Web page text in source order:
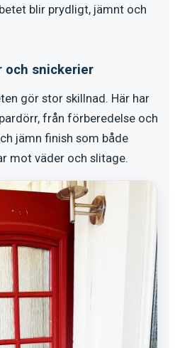
blir prydligt, jämnt och
och snickerier
gör stor skillnad. Här har
från förberedelse och
jämn finish som både
mot väder och slitage.